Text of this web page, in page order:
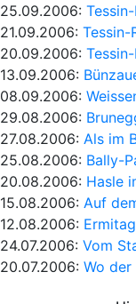
25.09.2006:
21.09.2006: Tessin-
20.09.2006:
13.09.2006:
08.09.2006:
29.08.2006:
27.08.2006: Als im
25.08.2006: Bally-
20.08.2006: Hasle
15.08.2006: Auf
12.08.2006:
24.07.2006: Vom
20.07.2006: Wo der